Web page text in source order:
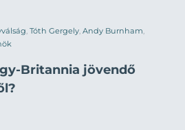
Tóth Gergely Andy Burnham
Britannia jövendő